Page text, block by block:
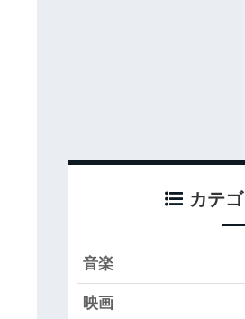
カテ
音楽
映画